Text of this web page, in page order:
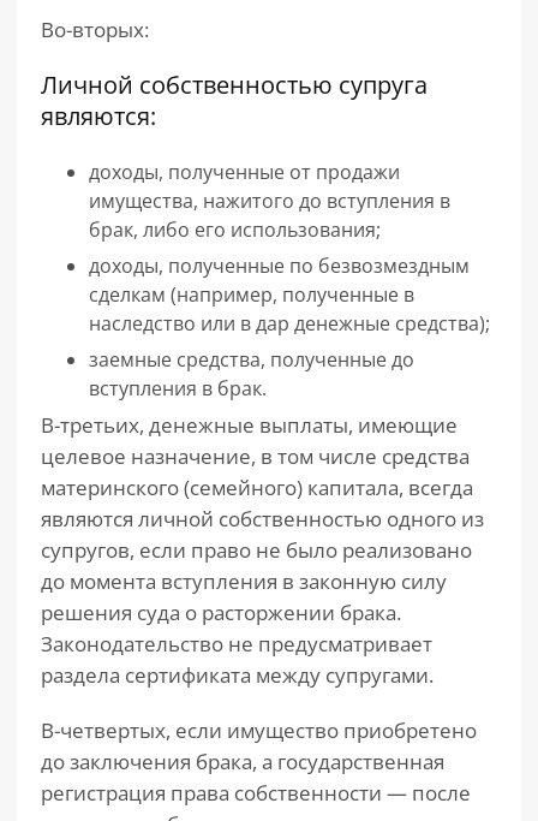
Во-вторых:
Личной собственностью супруга
являются:
доходы, полученные от продажи
имущества, нажитого до вступления в
брак, либо его использования;
доходы, полученные по безвозмездным
сделкам (например, полученные в
наследство или в дар денежные средства);
заемные средства, полученные до
вступления в брак.
В-третьих, денежные выплаты, имеющие
целевое назначение, в том числе средства
материнского (семейного) капитала, всегда
являются личной собственностью одного из
супругов, если право не было реализовано
до момента вступления в законную силу
решения суда о расторжении брака.
Законодательство не предусматривает
раздела сертификата между супругами.
В-четвертых, если имущество приобретено
до заключения брака, а государственная
регистрация права собственности — после